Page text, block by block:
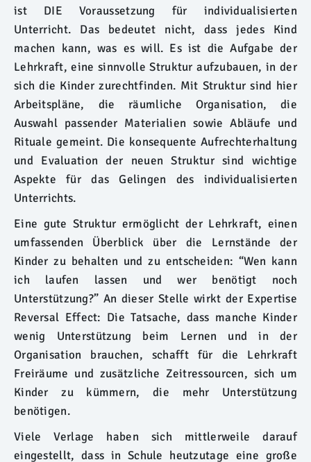
ist DIE Voraussetzung für individualisierten
Unterricht. Das bedeutet nicht, dass jedes Kind
machen kann, was es will. Es ist die Aufgabe der
Lehrkraft, eine sinnvolle Struktur aufzubauen, in der
sich die Kinder zurechtfinden. Mit Struktur sind hier
Arbeitspläne, die räumliche Organisation, die
Auswahl passender Materialien sowie Abläufe und
Rituale gemeint. Die konsequente Aufrechterhaltung
und Evaluation der neuen Struktur sind wichtige
Aspekte für das Gelingen des individualisierten
Unterrichts.
Eine gute Struktur ermöglicht der Lehrkraft, einen
umfassenden Überblick über die Lernstände der
Kinder zu behalten und zu entscheiden: “Wen kann
ich laufen lassen und wer benötigt noch
Unterstützung?” An dieser Stelle wirkt der Expertise
Reversal Effect: Die Tatsache, dass manche Kinder
wenig Unterstützung beim Lernen und in der
Organisation brauchen, schafft für die Lehrkraft
Freiräume und zusätzliche Zeitressourcen, sich um
Kinder zu kümmern, die mehr Unterstützung
benötigen.
Viele Verlage haben sich mittlerweile darauf
eingestellt, dass in Schule heutzutage eine große